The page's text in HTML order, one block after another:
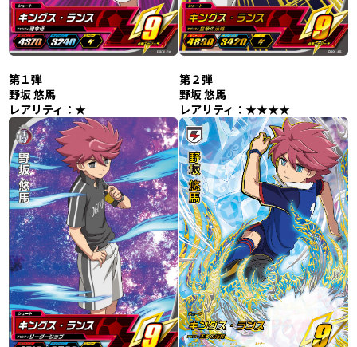
第１弾
野坂 悠馬
レアリティ：★
第２弾
野坂 悠馬
レアリティ：★★★★